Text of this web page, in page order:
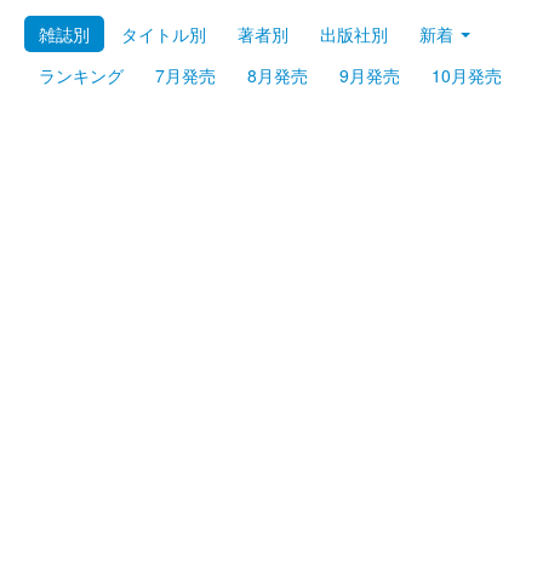
Myシェルフ
プレミアム
雑誌別 タイトル別 著者別 出版社別
新着
ランキング
7月発売 8月発売 9月発売 10月発売